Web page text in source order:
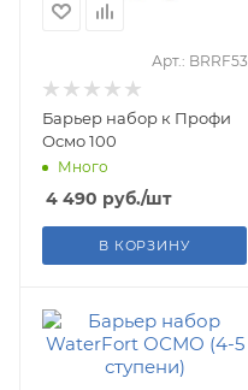
Арт.: BRRF53
Барьер набор к Профи
Осмо 100
Много
4 490 руб./шт
В КОРЗИНУ